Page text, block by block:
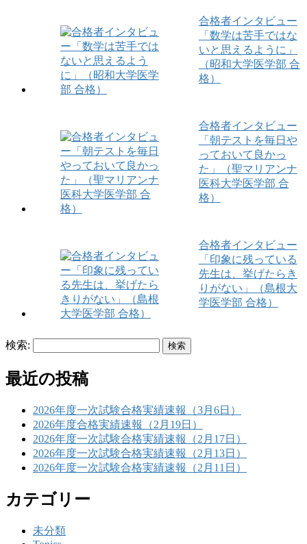
合格者インタビュー
「数学は苦手ではな
いと思えるように」
（昭和大学医学部 合
格）
合格者インタビュー
「朝テストを毎日や
っておいて良かっ
た」（聖マリアンナ
医科大学医学部 合
格）
合格者インタビュー
「印象に残っている
先生は、挙げたらき
りがない」（島根大
学医学部 合格）
検索:
最近の投稿
2026年度一次試験合格実績速報（3月6日）
2026年度合格実績速報（2月19日）
2026年度一次試験合格実績速報（2月17日）
2026年度一次試験合格実績速報（2月13日）
2026年度一次試験合格実績速報（2月11日）
カテゴリー
未分類